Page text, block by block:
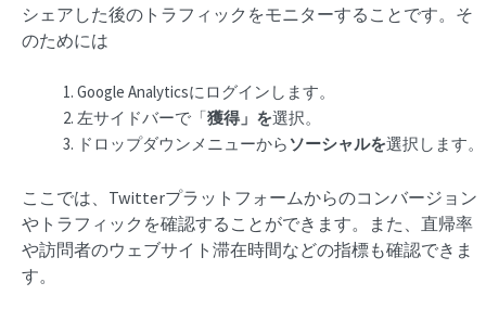
シェアした後のトラフィックをモニターすることです。そ
のためには
Google Analyticsにログインします。
左サイドバーで「獲得」を選択。
ドロップダウンメニューから ソーシャルを選択します。
ここでは、Twitterプラットフォームからのコンバージョン
やトラフィックを確認することができます。また、直帰率
や訪問者のウェブサイト滞在時間などの指標も確認できま
す。